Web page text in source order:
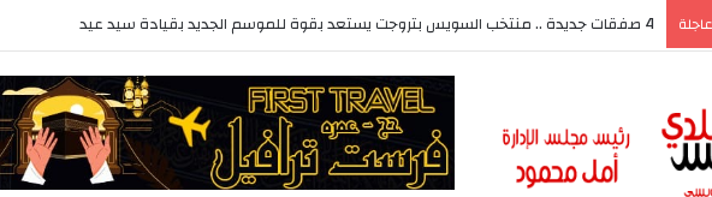
محافظ السويس يدشن أكبر حدث ثقافى بالمحافظة بمشاركة 37 دار نشر مصرية